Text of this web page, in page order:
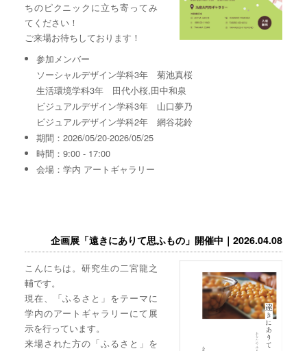
ちのピクニックに立ち寄ってみ
てください！
ご来場お待ちしております！
参加メンバー
ソーシャルデザイン学科3年 菊池真桜
生活環境学科3年 田代小桜,田中和泉
ビジュアルデザイン学科3年 山口夢乃
ビジュアルデザイン学科2年 網谷花鈴
期間：2026/05/20-2026/05/25
時間：9:00 - 17:00
会場：学内 アートギャラリー
企画展「遠きにありて思ふもの」開催中｜2026.04.08
こんにちは。研究生の二宮龍之
輔です。
現在、「ふるさと」をテーマに
学内のアートギャラリーにて展
示を行っています。
来場された方の「ふるさと」を